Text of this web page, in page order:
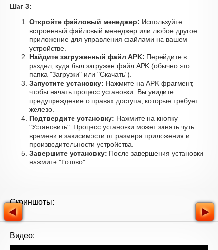
Шаг 3:
Откройте файловый менеджер: Используйте
встроенный файловый менеджер или любое другое
приложение для управления файлами на вашем
устройстве.
Найдите загруженный файл APK: Перейдите в
раздел, куда был загружен файл APK (обычно это
папка "Загрузки" или "Скачать").
Запустите установку: Нажмите на APK фрагмент,
чтобы начать процесс установки. Вы увидите
предупреждение о правах доступа, которые требует
железо.
Подтвердите установку: Нажмите на кнопку
"Установить". Процесс установки может занять чуть
времени в зависимости от размера приложения и
производительности устройства.
Завершите установку: После завершения установки
нажмите "Готово".
Скриншоты:
Видео: